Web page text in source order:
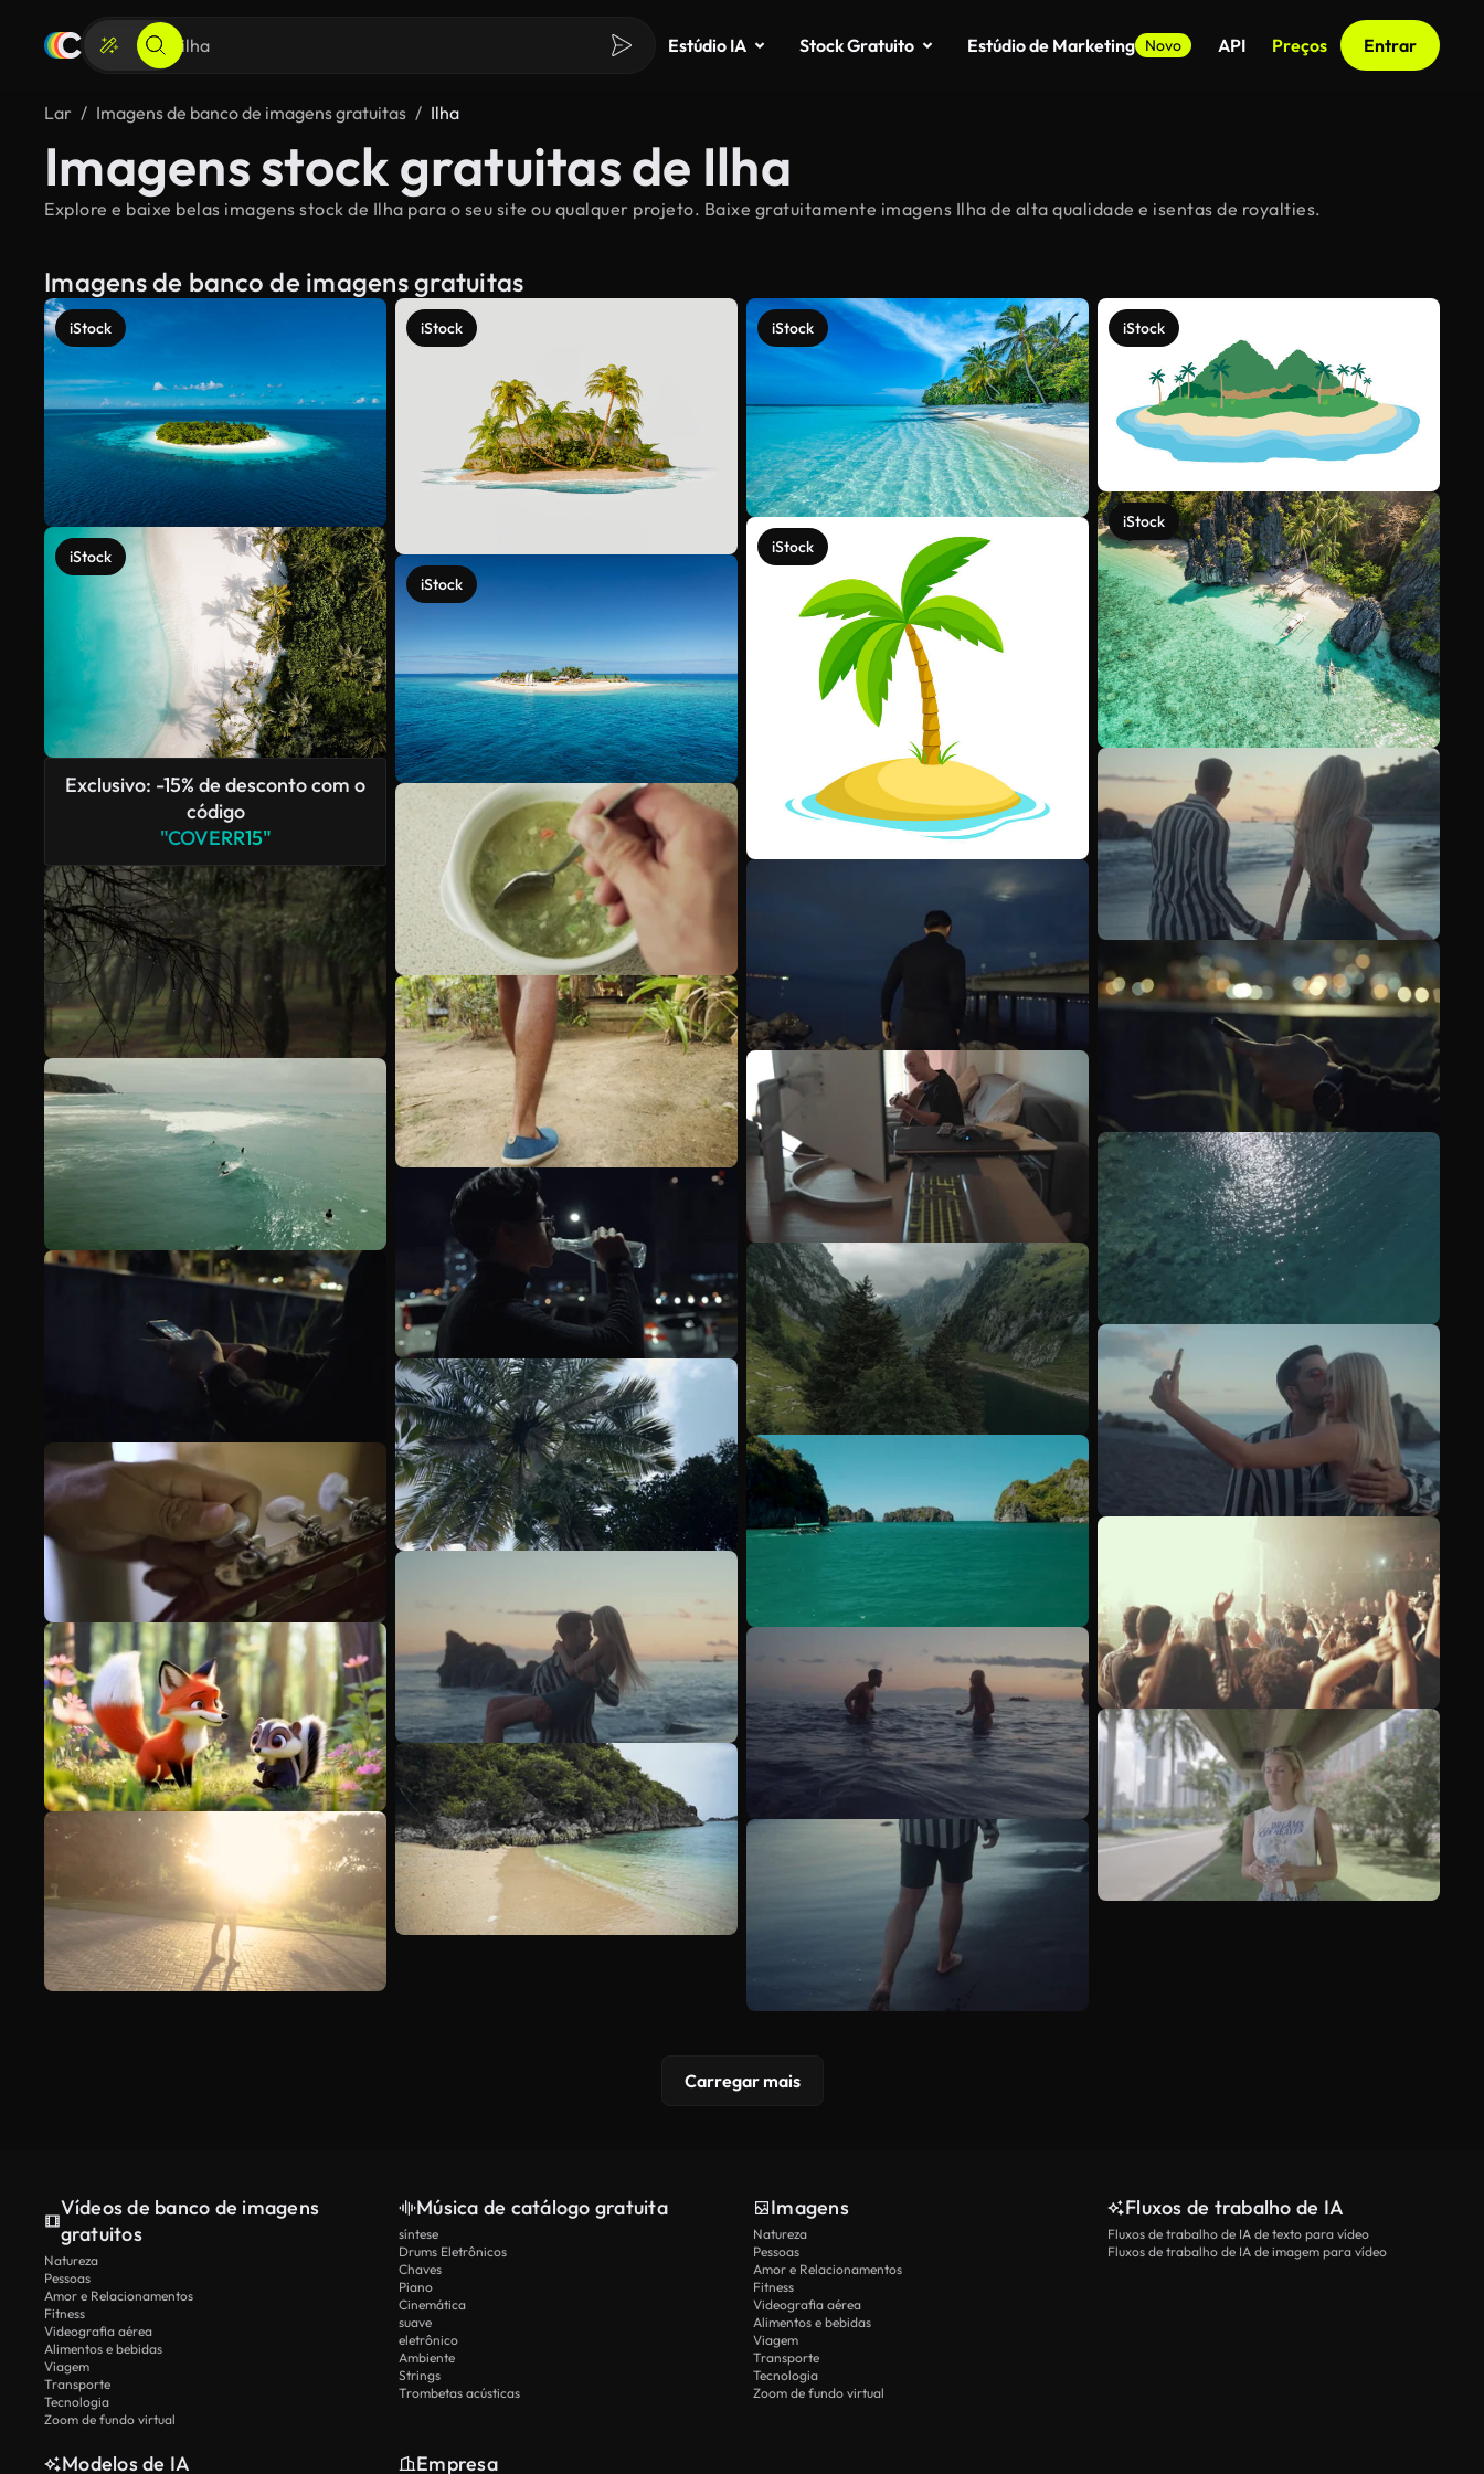
Estúdio IA Stock Gratuito Estúdio de Marketing Novo API Preços Entrar
Lar Imagens de banco de imagens gratuitas Ilha
Imagens stock gratuitas de Ilha
Explore e baixe belas imagens stock de Ilha para o seu site ou qualquer projeto. Baixe gratuitamente imagens Ilha de alta qualidade e isentas de royalties.
Imagens de banco de imagens gratuitas
iStock
iStock
Exclusivo: -15% de desconto com o
código
"COVERR15"
iStock
iStock
iStock
iStock
iStock
iStock
Veja mais
Carregar mais
Vídeos de banco de imagens
gratuitos
Natureza
Pessoas
Amor e Relacionamentos
Fitness
Videografia aérea
Alimentos e bebidas
Viagem
Transporte
Tecnologia
Zoom de fundo virtual
Música de catálogo gratuita
síntese
Drums Eletrônicos
Chaves
Piano
Cinemática
suave
eletrônico
Ambiente
Strings
Trombetas acústicas
Imagens
Natureza
Pessoas
Amor e Relacionamentos
Fitness
Videografia aérea
Alimentos e bebidas
Viagem
Transporte
Tecnologia
Zoom de fundo virtual
Fluxos de trabalho de IA
Fluxos de trabalho de IA de texto para vídeo
Fluxos de trabalho de IA de imagem para vídeo
Modelos de IA Empresa